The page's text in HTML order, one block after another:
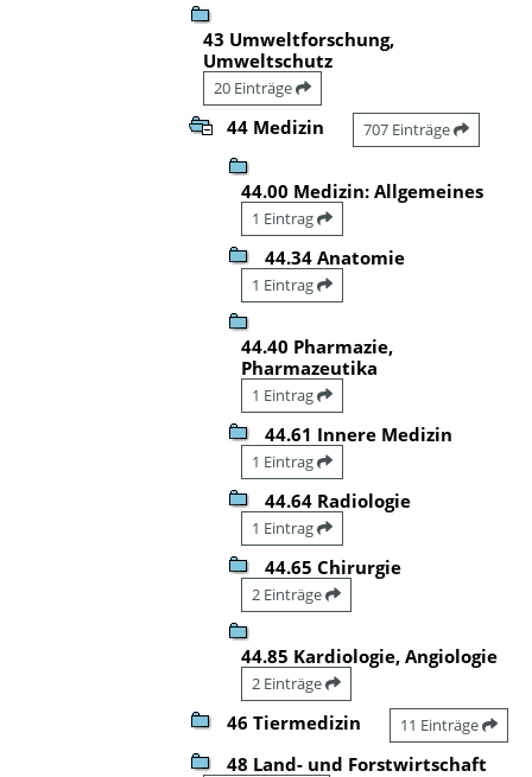
43 Umweltforschung,
Umweltschutz
20 Einträge
44 Medizin 707 Einträge
44.00 Medizin: Allgemeines
1 Eintrag
44.34 Anatomie
1 Eintrag
44.40 Pharmazie,
Pharmazeutika
1 Eintrag
44.61 Innere Medizin
1 Eintrag
44.64 Radiologie
1 Eintrag
44.65 Chirurgie
2 Einträge
44.85 Kardiologie, Angiologie
2 Einträge
46 Tiermedizin 11 Einträge
48 Land- und Forstwirtschaft